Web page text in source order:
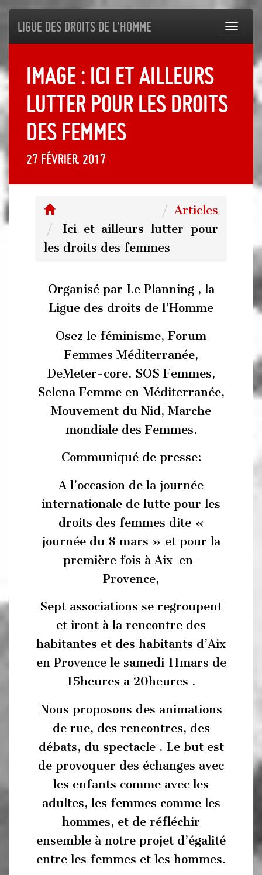
Ligue des droits de l'Homme
Image : Ici et ailleurs
lutter pour les droits
des femmes
27 février, 2017
Articles
Ici et ailleurs lutter pour
les droits des femmes
Organisé par Le Planning , la
Ligue des droits de l’Homme
Osez le féminisme, Forum
Femmes Méditerranée,
DeMeter-core, SOS Femmes,
Selena Femme en Méditerranée,
Mouvement du Nid, Marche
mondiale des Femmes.
Communiqué de presse:
A l’occasion de la journée
internationale de lutte pour les
droits des femmes dite «
journée du 8 mars » et pour la
première fois à Aix-en-
Provence,
Sept associations se regroupent
et iront à la rencontre des
habitantes et des habitants d’Aix
en Provence le samedi 11mars de
15heures a 20heures .
Nous proposons des animations
de rue, des rencontres, des
débats, du spectacle . Le but est
de provoquer des échanges avec
les enfants comme avec les
adultes, les femmes comme les
hommes, et de réfléchir
ensemble à notre projet d’égalité
entre les femmes et les hommes.